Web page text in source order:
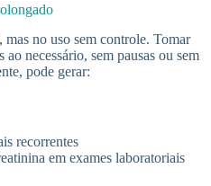
no uso sem controle. Tomar
necessário, sem pausas ou sem
pode gerar:
recorrentes
em exames laboratoriais